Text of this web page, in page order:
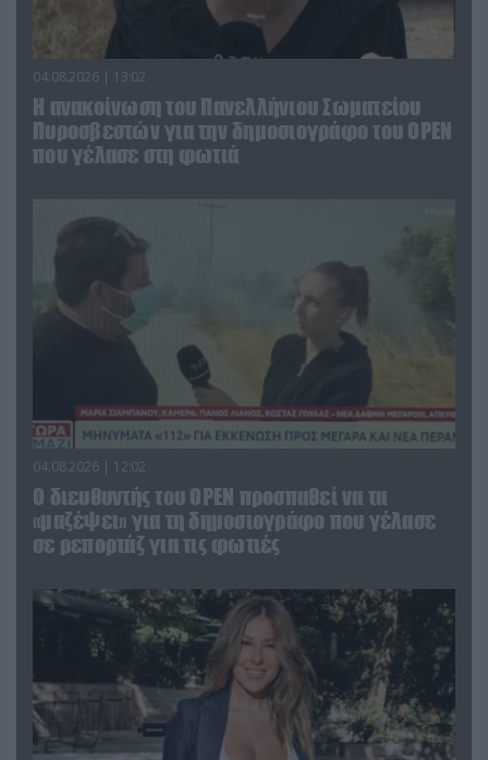
04.08.2026 | 13:02
Η ανακοίνωση του Πανελλήνιου Σωματείου
Πυροσβεστών για την δημοσιογράφο του OPEN
που γέλασε στη φωτιά
04.08.2026 | 12:02
O διευθυντής του OPEN προσπαθεί να τα
«μαζέψει» για τη δημοσιογράφο που γέλασε
σε ρεπορτάζ για τις φωτιές